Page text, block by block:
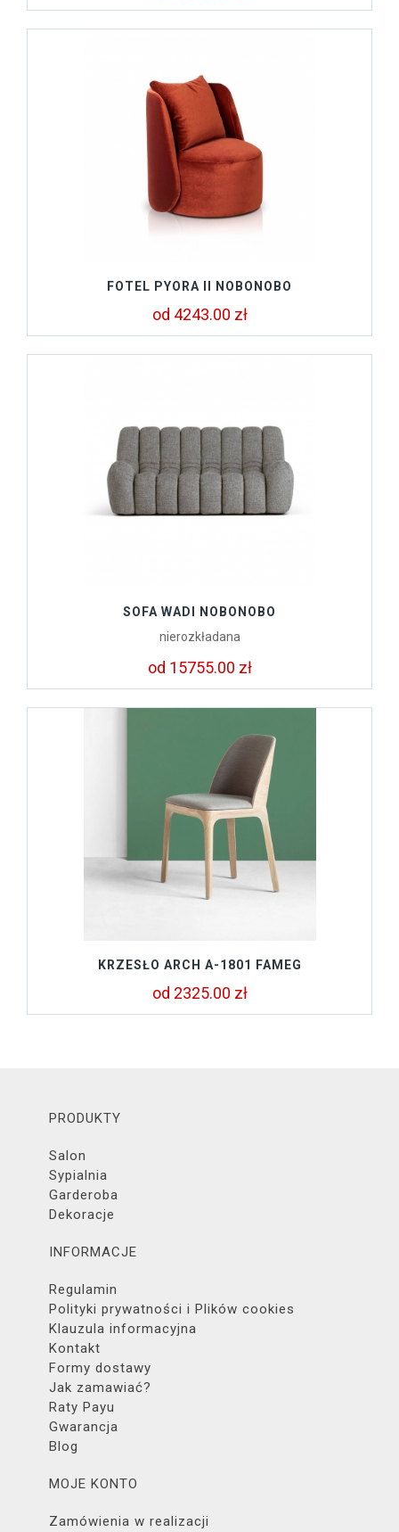
FOTEL PYORA II NOBONOBO
od 4243.00 zł
SOFA WADI NOBONOBO
nierozkładana
od 15755.00 zł
KRZESŁO ARCH A-1801 FAMEG
od 2325.00 zł
PRODUKTY
Salon
Sypialnia
Garderoba
Dekoracje
INFORMACJE
Regulamin
Polityki prywatności i Plików cookies
Klauzula informacyjna
Kontakt
Formy dostawy
Jak zamawiać?
Raty Payu
Gwarancja
Blog
MOJE KONTO
Zamówienia w realizacji